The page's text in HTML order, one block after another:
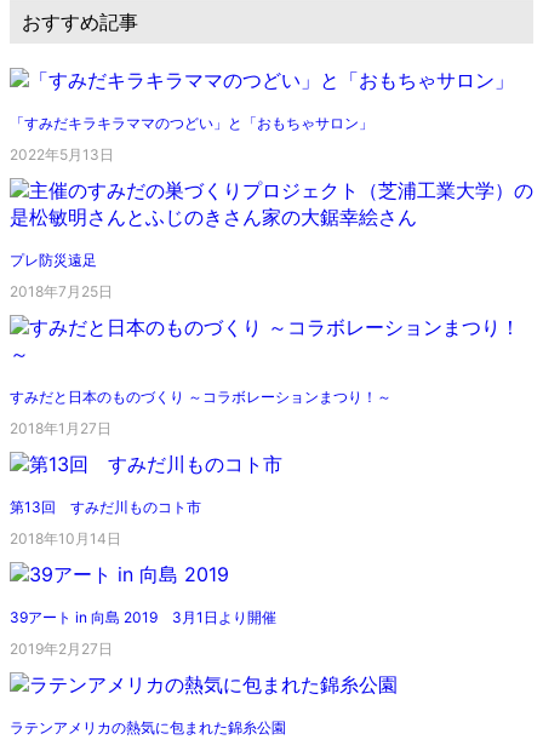
おすすめ記事
「すみだキラキラママのつどい」と「おもちゃサロン」
2022年5月13日
プレ防災遠足
2018年7月25日
すみだと日本のものづくり ～コラボレーションまつり！～
2018年1月27日
第13回 すみだ川ものコト市
2018年10月14日
39アート in 向島 2019 3月1日より開催
2019年2月27日
ラテンアメリカの熱気に包まれた錦糸公園